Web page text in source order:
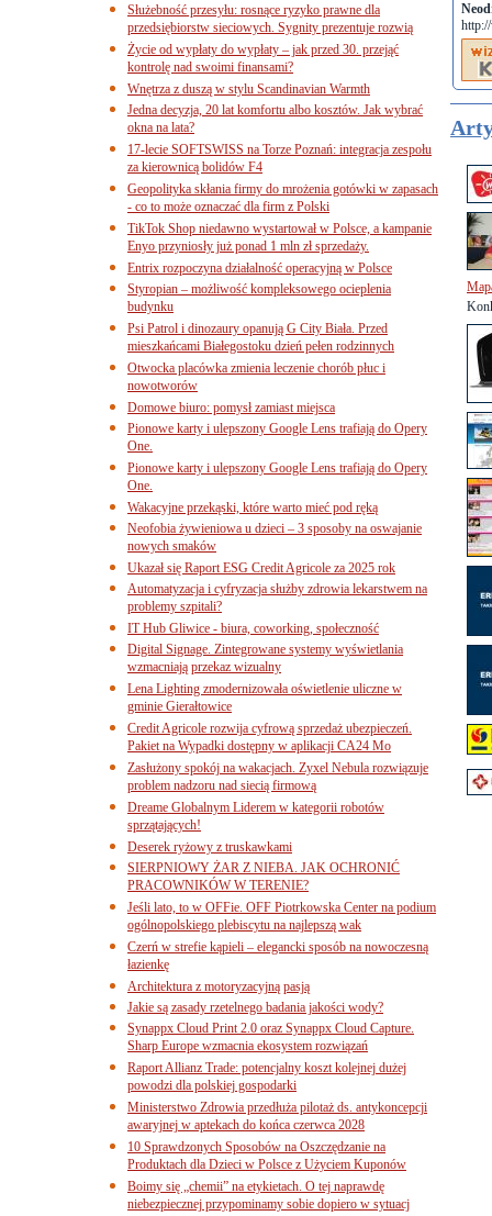
Służebność przesyłu: rosnące ryzyko prawne dla
przedsiębiorstw sieciowych. Sygnity prezentuje rozwią
Życie od wypłaty do wypłaty – jak przed 30. przejąć
kontrolę nad swoimi finansami?
Wnętrza z duszą w stylu Scandinavian Warmth
Jedna decyzja, 20 lat komfortu albo kosztów. Jak wybrać
okna na lata?
17-lecie SOFTSWISS na Torze Poznań: integracja zespołu
za kierownicą bolidów F4
Geopolityka skłania firmy do mrożenia gotówki w zapasach
- co to może oznaczać dla firm z Polski
TikTok Shop niedawno wystartował w Polsce, a kampanie
Enyo przyniosły już ponad 1 mln zł sprzedaży.
Entrix rozpoczyna działalność operacyjną w Polsce
Styropian – możliwość kompleksowego ocieplenia
budynku
Psi Patrol i dinozaury opanują G City Biała. Przed
mieszkańcami Białegostoku dzień pełen rodzinnych
Otwocka placówka zmienia leczenie chorób płuc i
nowotworów
Domowe biuro: pomysł zamiast miejsca
Pionowe karty i ulepszony Google Lens trafiają do Opery
One.
Pionowe karty i ulepszony Google Lens trafiają do Opery
One.
Wakacyjne przekąski, które warto mieć pod ręką
Neofobia żywieniowa u dzieci – 3 sposoby na oswajanie
nowych smaków
Ukazał się Raport ESG Credit Agricole za 2025 rok
Automatyzacja i cyfryzacja służby zdrowia lekarstwem na
problemy szpitali?
IT Hub Gliwice - biura, coworking, społeczność
Digital Signage. Zintegrowane systemy wyświetlania
wzmacniają przekaz wizualny
Lena Lighting zmodernizowała oświetlenie uliczne w
gminie Gierałtowice
Credit Agricole rozwija cyfrową sprzedaż ubezpieczeń.
Pakiet na Wypadki dostępny w aplikacji CA24 Mo
Zasłużony spokój na wakacjach. Zyxel Nebula rozwiązuje
problem nadzoru nad siecią firmową
Dreame Globalnym Liderem w kategorii robotów
sprzątających!
Deserek ryżowy z truskawkami
SIERPNIOWY ŻAR Z NIEBA. JAK OCHRONIĆ
PRACOWNIKÓW W TERENIE?
Jeśli lato, to w OFFie. OFF Piotrkowska Center na podium
ogólnopolskiego plebiscytu na najlepszą wak
Czerń w strefie kąpieli – elegancki sposób na nowoczesną
łazienkę
Architektura z motoryzacyjną pasją
Jakie są zasady rzetelnego badania jakości wody?
Synappx Cloud Print 2.0 oraz Synappx Cloud Capture.
Sharp Europe wzmacnia ekosystem rozwiązań
Raport Allianz Trade: potencjalny koszt kolejnej dużej
powodzi dla polskiej gospodarki
Ministerstwo Zdrowia przedłuża pilotaż ds. antykoncepcji
awaryjnej w aptekach do końca czerwca 2028
10 Sprawdzonych Sposobów na Oszczędzanie na
Produktach dla Dzieci w Polsce z Użyciem Kuponów
Boimy się „chemii” na etykietach. O tej naprawdę
niebezpiecznej przypominamy sobie dopiero w sytuacj